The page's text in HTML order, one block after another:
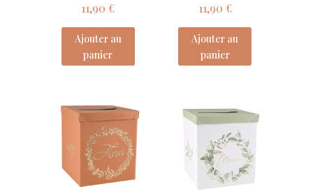
11,90 €
Ajouter au
panier
11,90 €
Ajouter au
panier